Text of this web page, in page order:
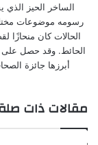
الساخر الحيز الذي
رسومه موضوعات
الحالات كان منحازًا
الحائط. وقد حصل على
أبرزها جائزة
مقالات ذات